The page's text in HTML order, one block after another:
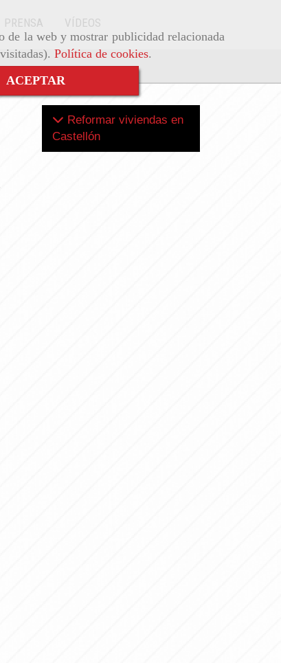
de la web y mostrar publicidad relacionada
Política de cookies.
ACEPTAR
PRENSA VÍDEOS
Reformar viviendas en
Castellón